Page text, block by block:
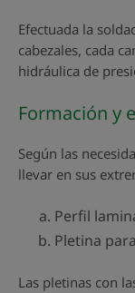
Efectuada la
cabezales, cada
hidráulica de
Formación y
Según las
llevar en sus
Perfil
Pletina
Las pletinas con